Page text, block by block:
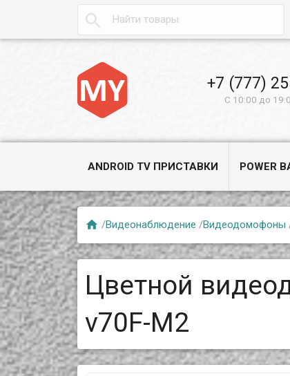

+7 (777)
С 10:00 до
ANDROID TV ПРИСТАВКИ POWER
 /Видеонаблюдение /Видеодомофоны
Цветной
v70F-M2